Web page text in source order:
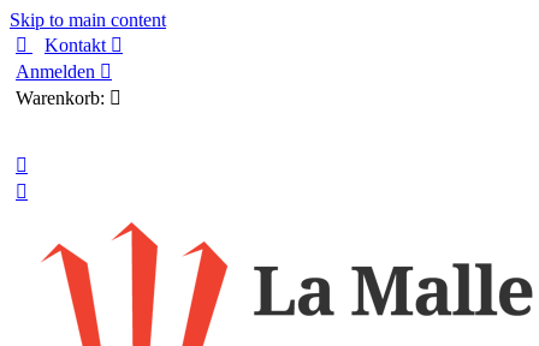
Skip to main content

Kontakt 
Anmelden 
Warenkorb: 

